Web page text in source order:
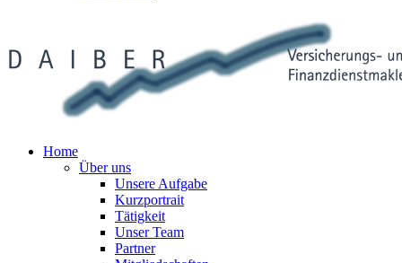
Home
Über uns
Unsere Aufgabe
Kurzportrait
Tätigkeit
Unser Team
Partner